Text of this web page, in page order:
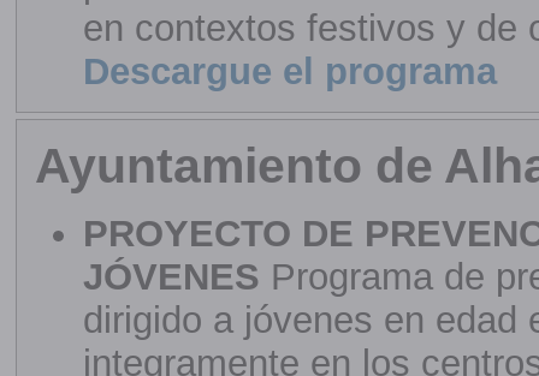
en contextos festivos y de
Descargue el programa
Ayuntamiento de
PROYECTO DE
JÓVENES Programa de
dirigido a jóvenes en edad
integramente en los